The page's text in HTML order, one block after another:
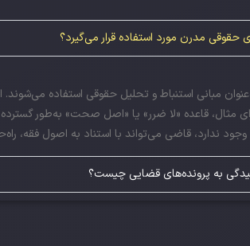
مدرن مورد استفاده قرار می‌گیرد؟
مبانی استنباط و تحلیل حقوقی استفاده
مثال، قاعده «لا ضرر» یا «اصل صحت» به‌طور گسترده
ندارد، قاضی می‌تواند با استناد به اصول فقه،
به پرونده‌های قضایی چیست؟